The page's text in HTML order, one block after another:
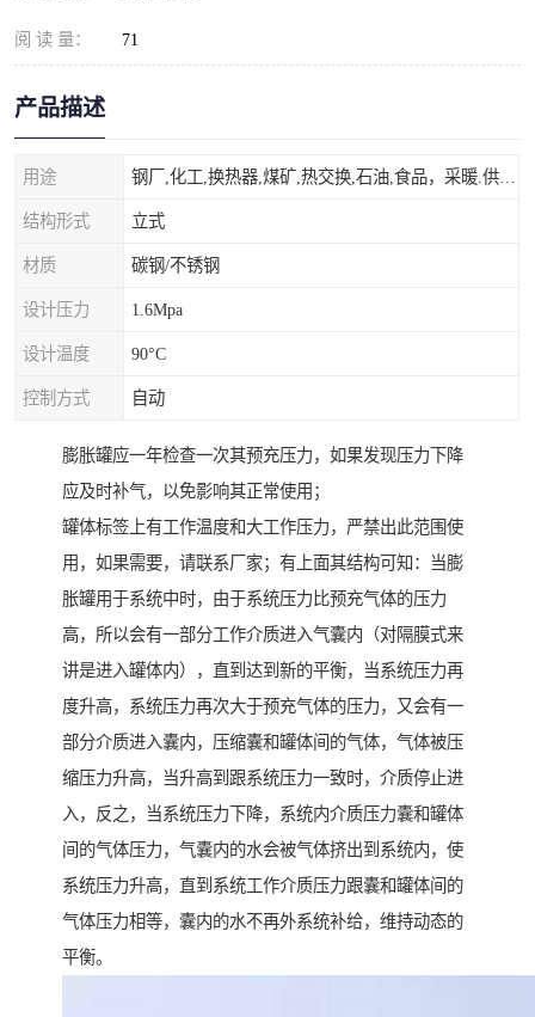
阅 读 量： 71
产品描述
用途
结构形式 立式
材质 碳钢/不锈钢
设计压力 1.6Mpa
设计温度 90°C
控制方式 自动
膨胀罐应一年检查一次其预充压力，如果发现压力下降
应及时补气，以免影响其正常使用；
罐体标签上有工作温度和大工作压力，严禁出此范围使
用，如果需要，请联系厂家；有上面其结构可知：当膨
胀罐用于系统中时，由于系统压力比预充气体的压力
高，所以会有一部分工作介质进入气囊内（对隔膜式来
讲是进入罐体内），直到达到新的平衡，当系统压力再
度升高，系统压力再次大于预充气体的压力，又会有一
部分介质进入囊内，压缩囊和罐体间的气体，气体被压
缩压力升高，当升高到跟系统压力一致时，介质停止进
入，反之，当系统压力下降，系统内介质压力囊和罐体
间的气体压力，气囊内的水会被气体挤出到系统内，使
系统压力升高，直到系统工作介质压力跟囊和罐体间的
气体压力相等，囊内的水不再外系统补给，维持动态的
平衡。